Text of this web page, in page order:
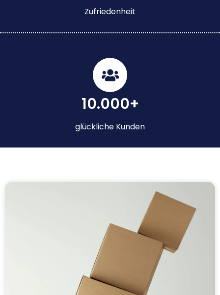
Zufriedenheit
10.000+
glückliche Kunden